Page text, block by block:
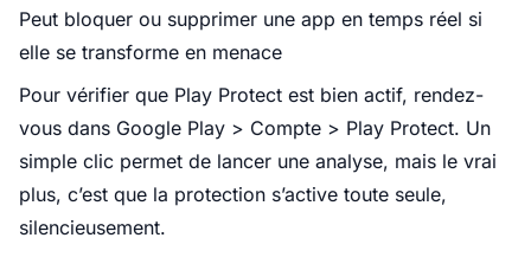
Peut bloquer ou supprimer une app en temps réel si
elle se transforme en menace
Pour vérifier que Play Protect est bien actif, rendez-
vous dans Google Play > Compte > Play Protect. Un
simple clic permet de lancer une analyse, mais le vrai
plus, c’est que la protection s’active toute seule,
silencieusement.